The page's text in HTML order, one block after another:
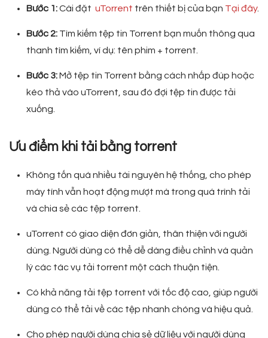
Bước 1:Cài đặt uTorrent trên thiết bị của bạn Tại đây.
Bước 2:Tìm kiếm tệp tin Torrent bạn muốn thông qua
thanh tìm kiếm, ví dụ: tên phim + torrent.
Bước 3:Mở tệp tin Torrent bằng cách nhấp đúp hoặc
kéo thả vào uTorrent, sau đó đợi tệp tin được tải
xuống.
Ưu điểm khi tải bằng torrent
Không tốn quá nhiều tài nguyên hệ thống, cho phép
máy tính vẫn hoạt động mượt mà trong quá trình tải
và chia sẻ các tệp torrent.
uTorrent có giao diện đơn giản, thân thiện với người
dùng. Người dùng có thể dễ dàng điều chỉnh và quản
lý các tác vụ tải torrent một cách thuận tiện.
Có khả năng tải tệp torrent với tốc độ cao, giúp người
dùng có thể tải về các tệp nhanh chóng và hiệu quả.
Cho phép người dùng chia sẻ dữ liệu với người dùng